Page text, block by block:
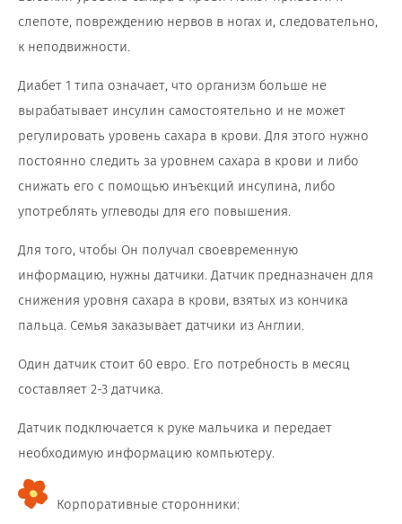
слепоте, повреждению нервов в ногах и, следовательно,
к неподвижности.
Диабет 1 типа означает, что организм больше не
вырабатывает инсулин самостоятельно и не может
регулировать уровень сахара в крови. Для этого нужно
постоянно следить за уровнем сахара в крови и либо
снижать его с помощью инъекций инсулина, либо
употреблять углеводы для его повышения.
Для того, чтобы Он получал своевременную
информацию, нужны датчики. Датчик предназначен для
снижения уровня сахара в крови, взятых из кончика
пальца. Семья заказывает датчики из Англии.
Один датчик стоит 60 евро. Его потребность в месяц
составляет 2-3 датчика.
Датчик подключается к руке мальчика и передает
необходимую информацию компьютеру.
Корпоративные сторонники: